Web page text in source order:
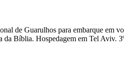
de Guarulhos para embarque em
da Bíblia. Hospedagem em Tel